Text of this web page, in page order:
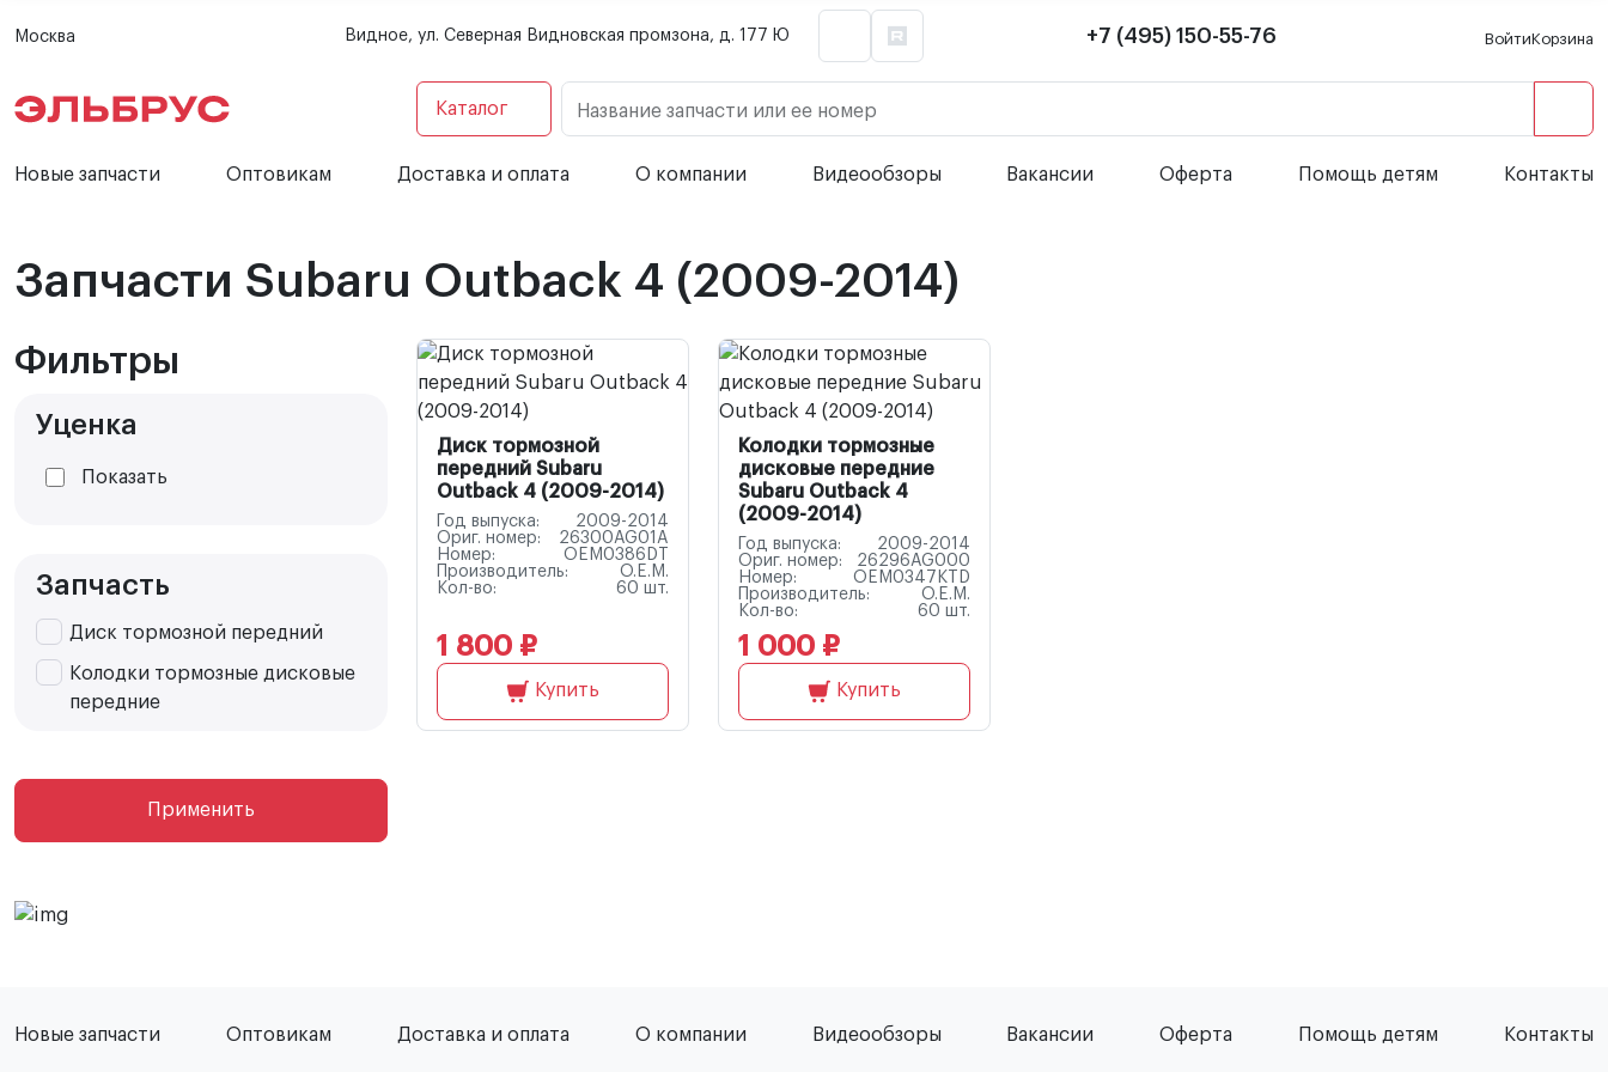
Москва Видное, ул. Северная Видновская промзона, д. 177 Ю +7 (495) 150-55-76 ВойтиКорзина
Каталог Название запчасти или ее номер
Новые запчасти Оптовикам Доставка и оплата О компании Видеообзоры Вакансии Оферта Помощь детям Контакты
Запчасти Subaru Outback 4 (2009-2014)
Фильтры
Уценка
Показать
Запчасть
Диск тормозной передний
Колодки тормозные дисковые
передние
Применить
Диск тормозной
передний Subaru
Outback 4 (2009-2014)
Год выпуска:
2009-2014
Ориг. номер:
26300AG01A
Номер:
OEM0386DT
Производитель:
O.E.M.
Кол-во:
60 шт.
1 800 ₽
Купить
Колодки тормозные
дисковые передние
Subaru Outback 4
(2009-2014)
Год выпуска:
2009-2014
Ориг. номер:
26296AG000
Номер:
OEM0347KTD
Производитель:
O.E.M.
Кол-во:
60 шт.
1 000 ₽
Купить
Новые запчасти Оптовикам Доставка и оплата О компании Видеообзоры Вакансии Оферта Помощь детям Контакты